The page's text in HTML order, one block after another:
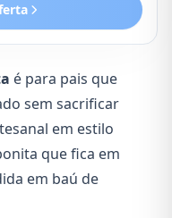
é para pais que
sem sacrificar
em estilo
que fica em
em baú de